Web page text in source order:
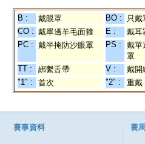
B : 戴眼罩 BO : 只戴
CO : 戴單邊羊毛面箍 E : 戴耳
PC : 戴半掩防沙眼罩 PS :
戴單
罩
TT : 綁繫舌帶 V : 戴開
"1" :
首次 "2" : 重戴
賽事資料 賽